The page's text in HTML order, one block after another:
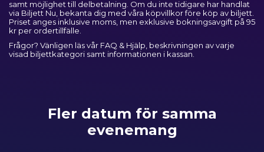
samt möjlighet till delbetalning. Om du inte tidigare har handlat
via Biljett Nu, bekanta dig med våra köpvillkorföre köp av biljett.
Priset anges inklusive moms, men exklusive bokningsavgift på 95
kr per ordertillfälle.
Frågor? Vänligen läs vår FAQ & Hjälp , beskrivningen av varje
visad biljettkategori samt informationen i kassan.
Fler datum för samma
evenemang